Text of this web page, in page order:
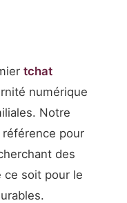
tchat
numérique
Notre
pour
des
ce soit pour le